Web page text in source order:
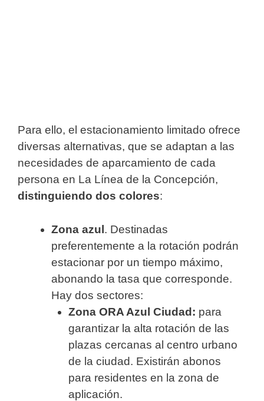
Para ello, el estacionamiento limitado ofrece
diversas alternativas, que se adaptan a las
necesidades de aparcamiento de cada
persona en La Línea de la Concepción,
distinguiendo dos colores:
Zona azul. Destinadas
preferentemente a la rotación podrán
estacionar por un tiempo máximo,
abonando la tasa que corresponde.
Hay dos sectores:
Zona ORA Azul Ciudad: para
garantizar la alta rotación de las
plazas cercanas al centro urbano
de la ciudad. Existirán abonos
para residentes en la zona de
aplicación.